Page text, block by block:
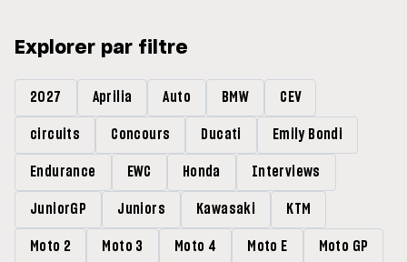
Explorer par filtre
2027 Aprilia Auto BMW CEV
circuits Concours Ducati Emily Bondi
Endurance EWC Honda Interviews
JuniorGP Juniors Kawasaki KTM
Moto 2 Moto 3 Moto 4 Moto E Moto GP